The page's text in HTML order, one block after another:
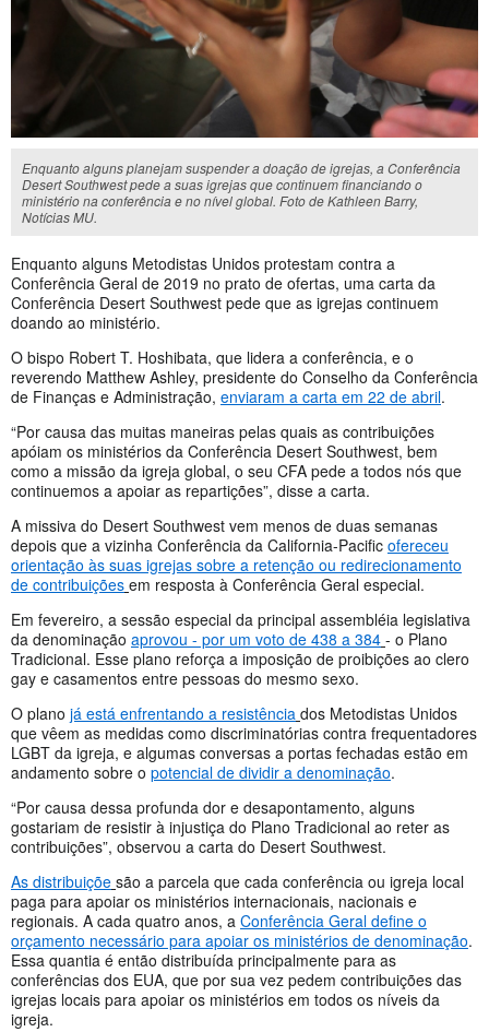
Enquanto alguns planejam suspender a doação de igrejas, a Conferência
Desert Southwest pede a suas igrejas que continuem financiando o
ministério na conferência e no nível global. Foto de Kathleen Barry,
Notícias MU.
Enquanto alguns Metodistas Unidos protestam contra a
Conferência Geral de 2019 no prato de ofertas, uma carta da
Conferência Desert Southwest pede que as igrejas continuem
doando ao ministério.
O bispo Robert T. Hoshibata, que lidera a conferência, e o
reverendo Matthew Ashley, presidente do Conselho da Conferência
de Finanças e Administração, enviaram a carta em 22 de abril.
“Por causa das muitas maneiras pelas quais as contribuições
apóiam os ministérios da Conferência Desert Southwest, bem
como a missão da igreja global, o seu CFA pede a todos nós que
continuemos a apoiar as repartições”, disse a carta.
A missiva do Desert Southwest vem menos de duas semanas
depois que a vizinha Conferência da California-Pacific ofereceu
orientação às suas igrejas sobre a retenção ou redirecionamento
de contribuições em resposta à Conferência Geral especial.
Em fevereiro, a sessão especial da principal assembléia legislativa
da denominação aprovou - por um voto de 438 a 384 - o Plano
Tradicional. Esse plano reforça a imposição de proibições ao clero
gay e casamentos entre pessoas do mesmo sexo.
O plano já está enfrentando a resistência dos Metodistas Unidos
que vêem as medidas como discriminatórias contra frequentadores
LGBT da igreja, e algumas conversas a portas fechadas estão em
andamento sobre o potencial de dividir a denominação.
“Por causa dessa profunda dor e desapontamento, alguns
gostariam de resistir à injustiça do Plano Tradicional ao reter as
contribuições”, observou a carta do Desert Southwest.
As distribuiçõe são a parcela que cada conferência ou igreja local
paga para apoiar os ministérios internacionais, nacionais e
regionais. A cada quatro anos, a Conferência Geral define o
orçamento necessário para apoiar os ministérios de denominação.
Essa quantia é então distribuída principalmente para as
conferências dos EUA, que por sua vez pedem contribuições das
igrejas locais para apoiar os ministérios em todos os níveis da
igreja.